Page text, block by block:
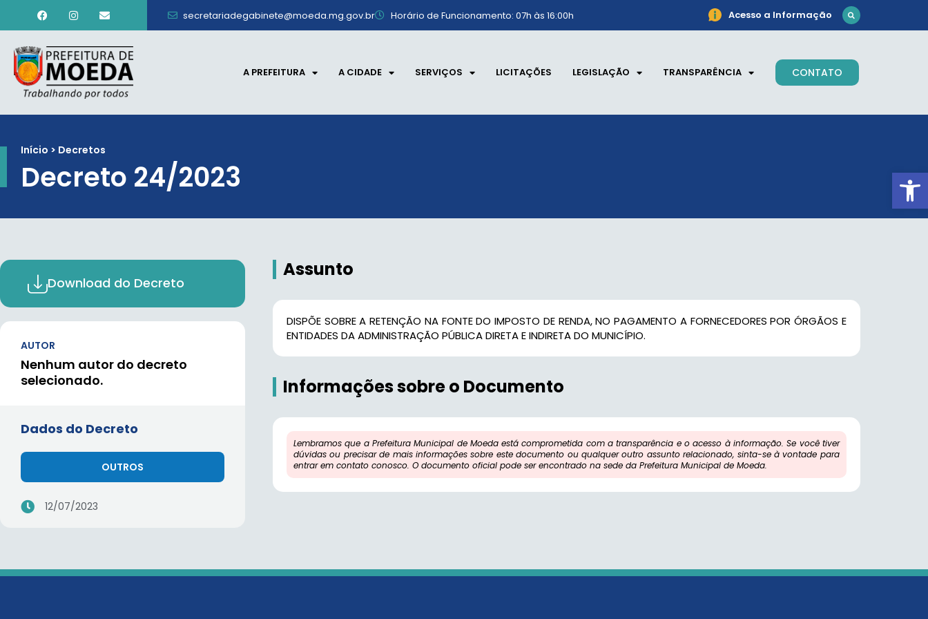
secretariadegabinete@moeda.mg.gov.br Horário de Funcionamento: 07h às 16:00h Acesso a Informação
A PREFEITURA A CIDADE SERVIÇOS LICITAÇÕES LEGISLAÇÃO TRANSPARÊNCIA CONTATO
Início > Decretos
Decreto 24/2023
Download do Decreto
AUTOR
Nenhum autor do decreto
selecionado.
Dados do Decreto
OUTROS
12/07/2023
Assunto
DISPÕE SOBRE A RETENÇÃO NA FONTE DO IMPOSTO DE RENDA, NO PAGAMENTO A FORNECEDORES POR ÓRGÃOS E
ENTIDADES DA ADMINISTRAÇÃO PÚBLICA DIRETA E INDIRETA DO MUNICÍPIO.
Informações sobre o Documento
Lembramos que a Prefeitura Municipal de Moeda está comprometida com a transparência e o acesso à informação. Se você tiver
dúvidas ou precisar de mais informações sobre este documento ou qualquer outro assunto relacionado, sinta-se à vontade para
entrar em contato conosco. O documento oficial pode ser encontrado na sede da Prefeitura Municipal de Moeda.